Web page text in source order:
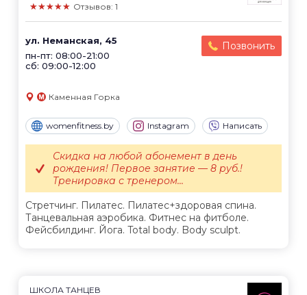
★★★★★ Отзывов: 1
ул. Неманская, 45
пн-пт: 08:00-21:00
сб: 09:00-12:00
Позвонить
Каменная Горка
womenfitness.by Instagram Написать
Стретчинг. Пилатес. Пилатес+здоровая спина.
Танцевальная аэробика. Фитнес на фитболе.
Фейсбилдинг. Йога. Total body. Body sculpt.
Скидка на любой абонемент в день
рождения! Первое занятие — 8 руб.!
Тренировка с тренером...
ШКОЛА ТАНЦЕВ